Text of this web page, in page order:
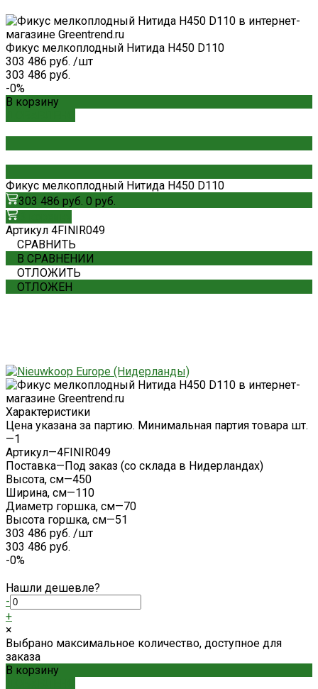
Фикус мелкоплодный Нитида H450 D110
303 486 руб. /шт
303 486 руб.
-0%
В корзину
Фикус мелкоплодный Нитида H450 D110
303 486 руб. 0 руб.
Артикул 4FINIR049
СРАВНИТЬ
В СРАВНЕНИИ
ОТЛОЖИТЬ
ОТЛОЖЕН
Характеристики
Цена указана за партию. Минимальная партия товара шт.
—1
Артикул—4FINIR049
Поставка—Под заказ (со склада в Нидерландах)
Высота, см—450
Ширина, см—110
Диаметр горшка, см—70
Высота горшка, см—51
303 486 руб. /шт
303 486 руб.
-0%
Нашли дешевле?
-
+
×
Выбрано максимальное количество, доступное для
заказа
В корзину